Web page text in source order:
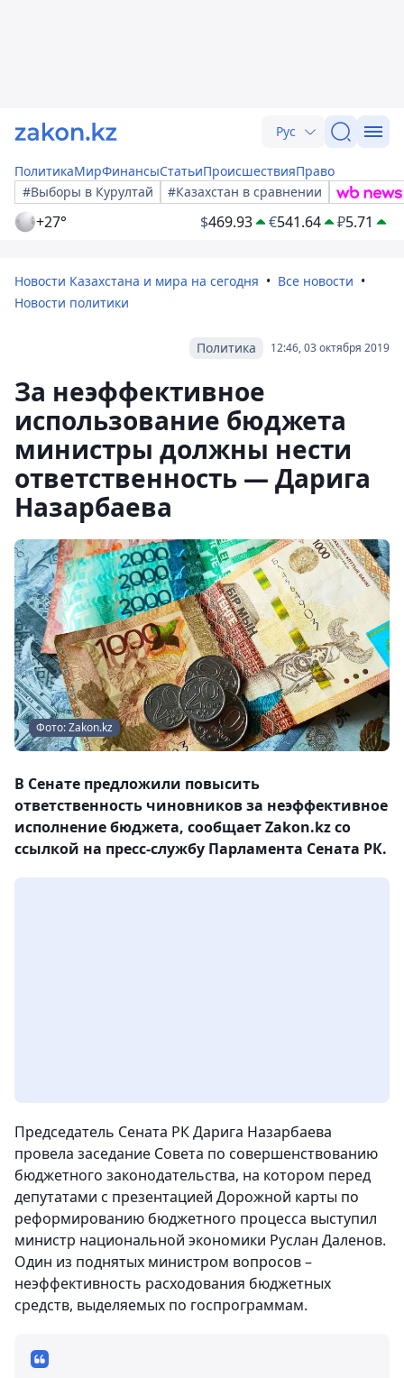
Рус
ПолитикаМирФинансыСтатьиПроисшествияПраво
#Выборы в Курултай
#Казахстан в сравнении
+27° $469.93 €541.64 ₽5.71
Новости Казахстана и мира на сегодня
Все новости
Новости политики
12:46, 03 октября 2019
Политика
За неэффективное
использование бюджета
министры должны нести
ответственность — Дарига
Назарбаева
Фото: Zakon.kz
В Сенате предложили повысить
ответственность чиновников за неэффективное
исполнение бюджета, сообщает Zakon.kz со
ссылкой на пресс-службу Парламента Сената РК.
Председатель Сената РК Дарига Назарбаева
провела заседание Совета по совершенствованию
бюджетного законодательства, на котором перед
депутатами с презентацией Дорожной карты по
реформированию бюджетного процесса выступил
министр национальной экономики Руслан Даленов.
Один из поднятых министром вопросов –
неэффективность расходования бюджетных
средств, выделяемых по госпрограммам.